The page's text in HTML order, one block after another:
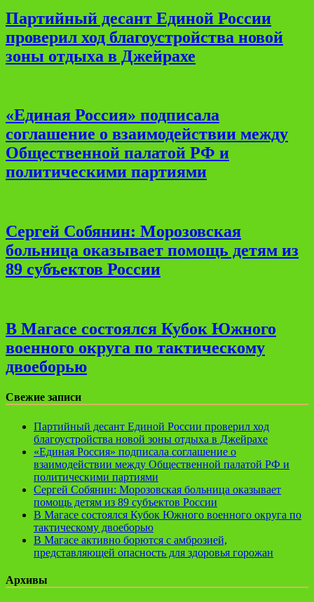
Партийный десант Единой России
проверил ход благоустройства новой
зоны отдыха в Джейрахе
«Единая Россия» подписала
соглашение о взаимодействии между
Общественной палатой РФ и
политическими партиями
Сергей Собянин: Морозовская
больница оказывает помощь детям из
89 субъектов России
В Магасе состоялся Кубок Южного
военного округа по тактическому
двоеборью
Свежие записи
Партийный десант Единой России проверил ход
благоустройства новой зоны отдыха в Джейрахе
«Единая Россия» подписала соглашение о
взаимодействии между Общественной палатой РФ и
политическими партиями
Сергей Собянин: Морозовская больница оказывает
помощь детям из 89 субъектов России
В Магасе состоялся Кубок Южного военного округа по
тактическому двоеборью
В Магасе активно борются с амброзией,
представляющей опасность для здоровья горожан
Архивы